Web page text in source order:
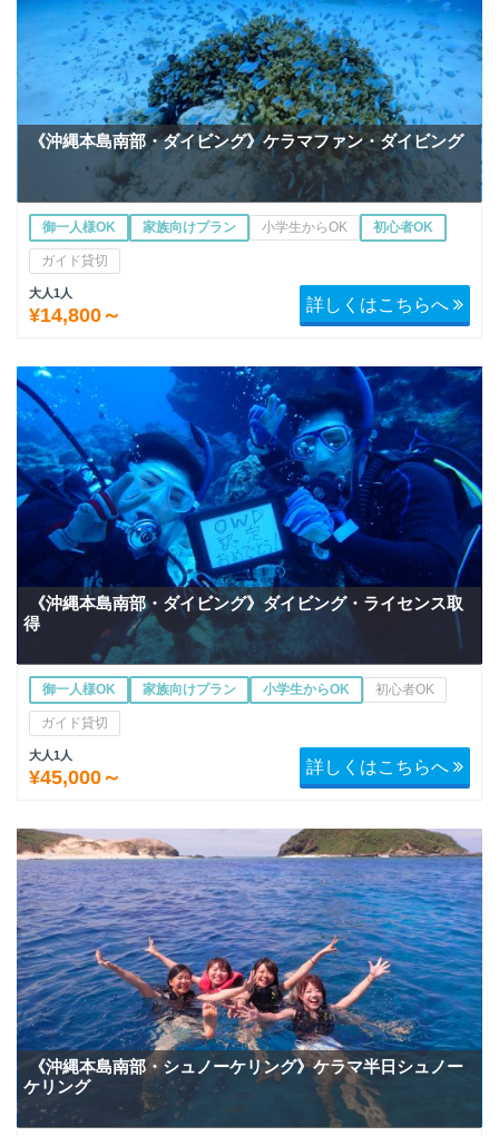
《沖縄本島南部・ダイビング》ケラマファン・ダイビング
御一人様OK 家族向けプラン 小学生からOK 初心者OK
ガイド貸切
大人1人
¥14,800～ 詳しくはこちらへ
《沖縄本島南部・ダイビング》ダイビング・ライセンス取
得
御一人様OK 家族向けプラン 小学生からOK 初心者OK
ガイド貸切
大人1人
¥45,000～ 詳しくはこちらへ
《沖縄本島南部・シュノーケリング》ケラマ半日シュノー
ケリング